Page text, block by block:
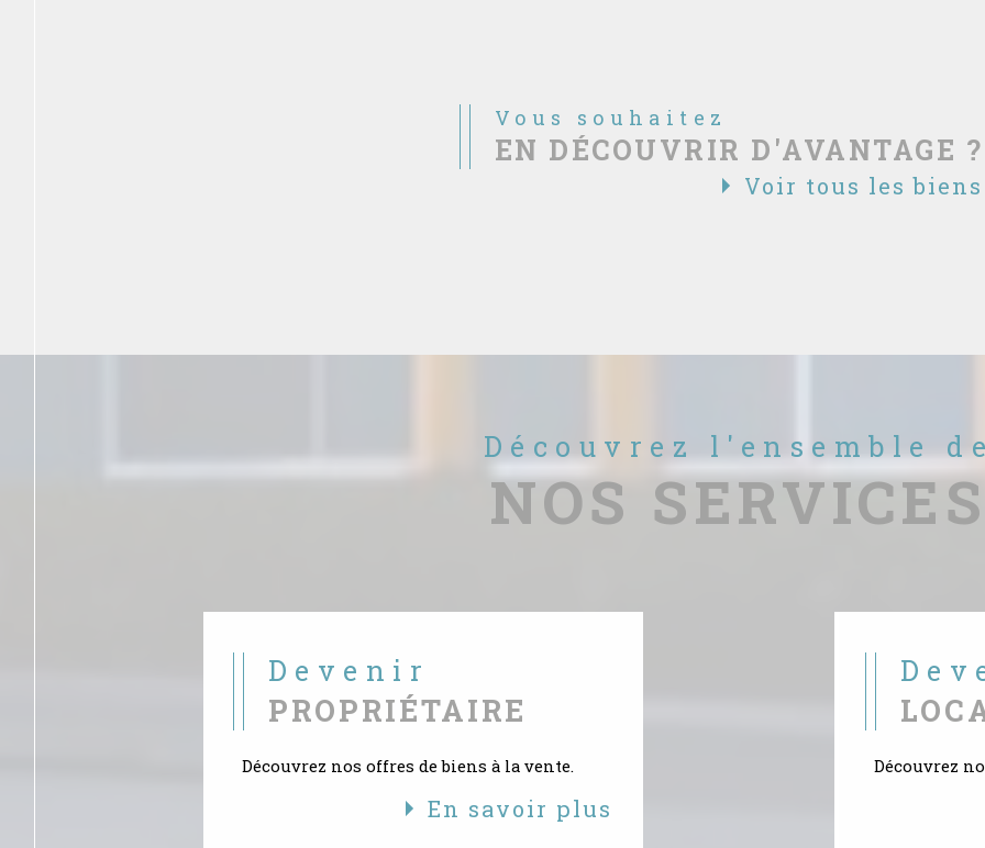
Vous souhaitez
EN DÉCOUVRIR D'AVANTAGE ?
Voir tous les biens
Découvrez l'ensemble
NOS
Devenir
PROPRIÉTAIRE
Découvrez nos offres de biens à la vente.
En savoir plus
Découvrez